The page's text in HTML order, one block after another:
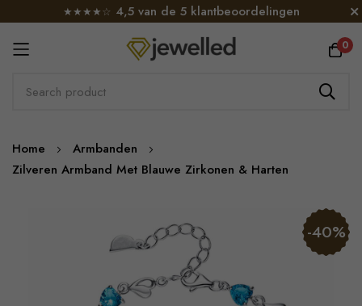
★★★★☆ 4,5 van de 5 klantbeoordelingen
0
Skip
to
Home
Armbanden
Zilveren Armband Met Blauwe Zirkonen & Harten
-40%